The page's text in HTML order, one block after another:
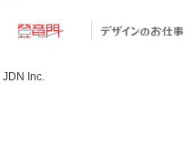
JDN Inc.